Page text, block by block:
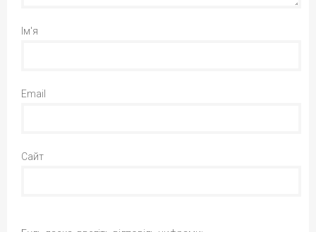
Ім'я
Email
Сайт